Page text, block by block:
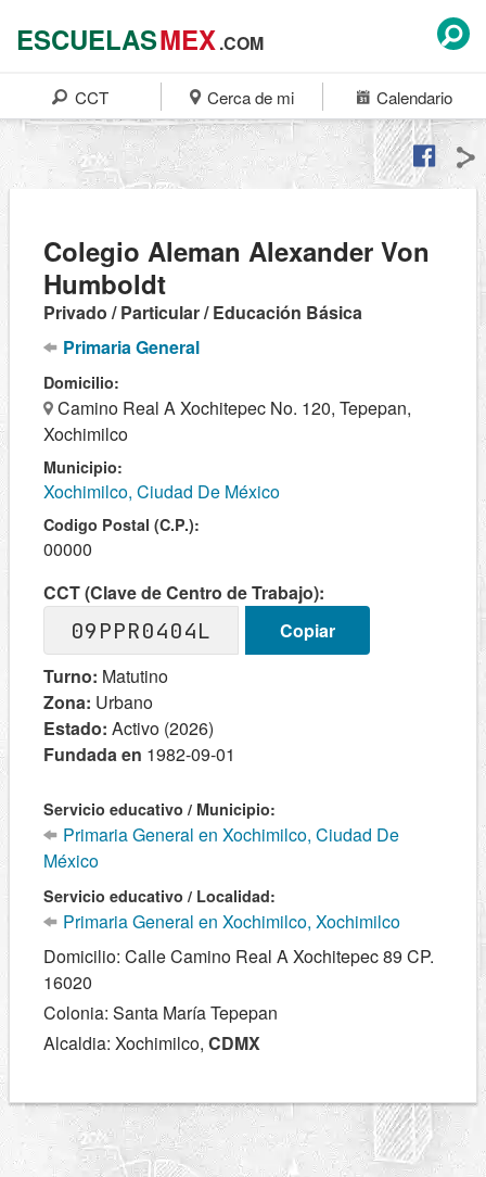
ESCUELASMEX.COM
CCT Cerca de mi Calendario
Colegio Aleman Alexander Von
Humboldt
Privado / Particular / Educación Básica
Primaria General
Domicilio:
Camino Real A Xochitepec No. 120, Tepepan,
Xochimilco
Municipio:
Xochimilco, Ciudad De México
Codigo Postal (C.P.):
00000
CCT (Clave de Centro de Trabajo):
09PPR0404L
Copiar
Turno: Matutino
Zona: Urbano
Estado: Activo (2026)
Fundada en 1982-09-01
Servicio educativo / Municipio:
Primaria General en Xochimilco, Ciudad De
México
Servicio educativo / Localidad:
Primaria General en Xochimilco, Xochimilco
Domicilio: Calle Camino Real A Xochitepec 89 CP.
16020
Colonia: Santa María Tepepan
Alcaldia: Xochimilco, CDMX